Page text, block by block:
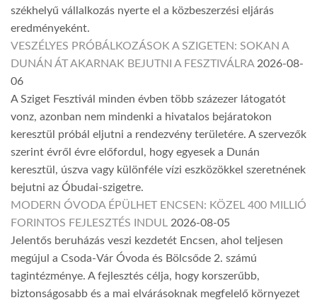
székhelyű vállalkozás nyerte el a közbeszerzési eljárás
eredményeként.
VESZÉLYES PRÓBÁLKOZÁSOK A SZIGETEN: SOKAN A
DUNÁN ÁT AKARNAK BEJUTNI A FESZTIVÁLRA 2026-08-
06
A Sziget Fesztivál minden évben több százezer látogatót
vonz, azonban nem mindenki a hivatalos bejáratokon
keresztül próbál eljutni a rendezvény területére. A szervezők
szerint évről évre előfordul, hogy egyesek a Dunán
keresztül, úszva vagy különféle vízi eszközökkel szeretnének
bejutni az Óbudai-szigetre.
MODERN ÓVODA ÉPÜLHET ENCSEN: KÖZEL 400 MILLIÓ
FORINTOS FEJLESZTÉS INDUL 2026-08-05
Jelentős beruházás veszi kezdetét Encsen, ahol teljesen
megújul a Csoda-Vár Óvoda és Bölcsőde 2. számú
tagintézménye. A fejlesztés célja, hogy korszerűbb,
biztonságosabb és a mai elvárásoknak megfelelő környezet